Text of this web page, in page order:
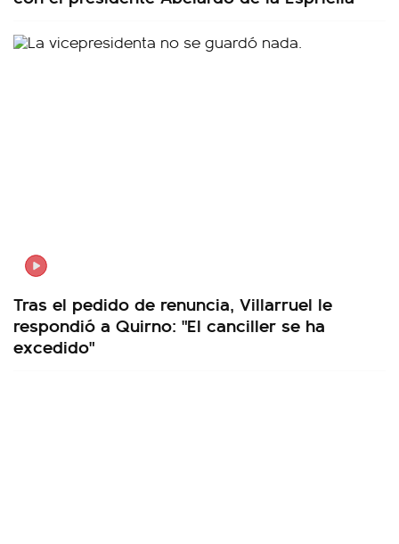
Tras el pedido de renuncia, Villarruel le
respondió a Quirno: "El canciller se ha
excedido"